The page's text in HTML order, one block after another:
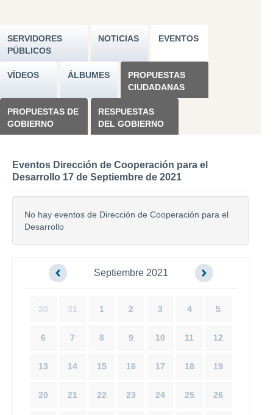
SERVIDORES
PÚBLICOS
NOTICIAS EVENTOS
VÍDEOS ÁLBUMES
PROPUESTAS
CIUDADANAS
PROPUESTAS DE
GOBIERNO
RESPUESTAS
DEL GOBIERNO
Eventos Dirección de Cooperación para el
Desarrollo 17 de Septiembre de 2021
No hay eventos de Dirección de Cooperación para el
Desarrollo
Septiembre 2021
30 31 1 2 3 4 5
6 7 8 9 10 11 12
13 14 15 16 17 18 19
20 21 22 23 24 25 26